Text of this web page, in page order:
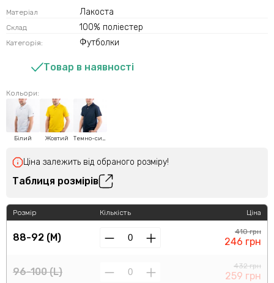
Матеріал Лакоста
Склад 100% поліестер
Категорія: Футболки
Товар в наявності
Кольори:
Білий Жовтий Темно-синій
Ціна залежить від обраного розміру!
Таблиця розмірів
Розмір
88-92 (M)
96-100 (L)
Кількість Ціна
410 грн
246 грн
432 грн
259 грн